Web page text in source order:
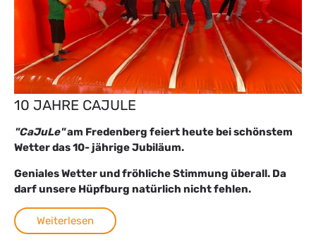
10 JAHRE CAJULE
"CaJuLe"am Fredenberg feiert heute bei schönstem
Wetter das 10- jährige Jubiläum.
Geniales Wetter und fröhliche Stimmung überall. Da
darf unsere Hüpfburg natürlich nicht fehlen.
Weiterlesen